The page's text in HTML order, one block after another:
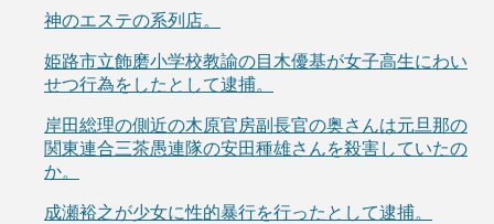
神のエステの系列店。
姫路市立飾磨小学校教諭の目木優基が女子高生にわい
せつ行為をしたとして逮捕。
岸田総理の側近の木原官房副長官の奥さんは元旦那の
関東連合三茶愚連隊の安田種雄さんを殺害していたの
か。
成瀬裕之が少女に性的暴行を行ったとして逮捕。